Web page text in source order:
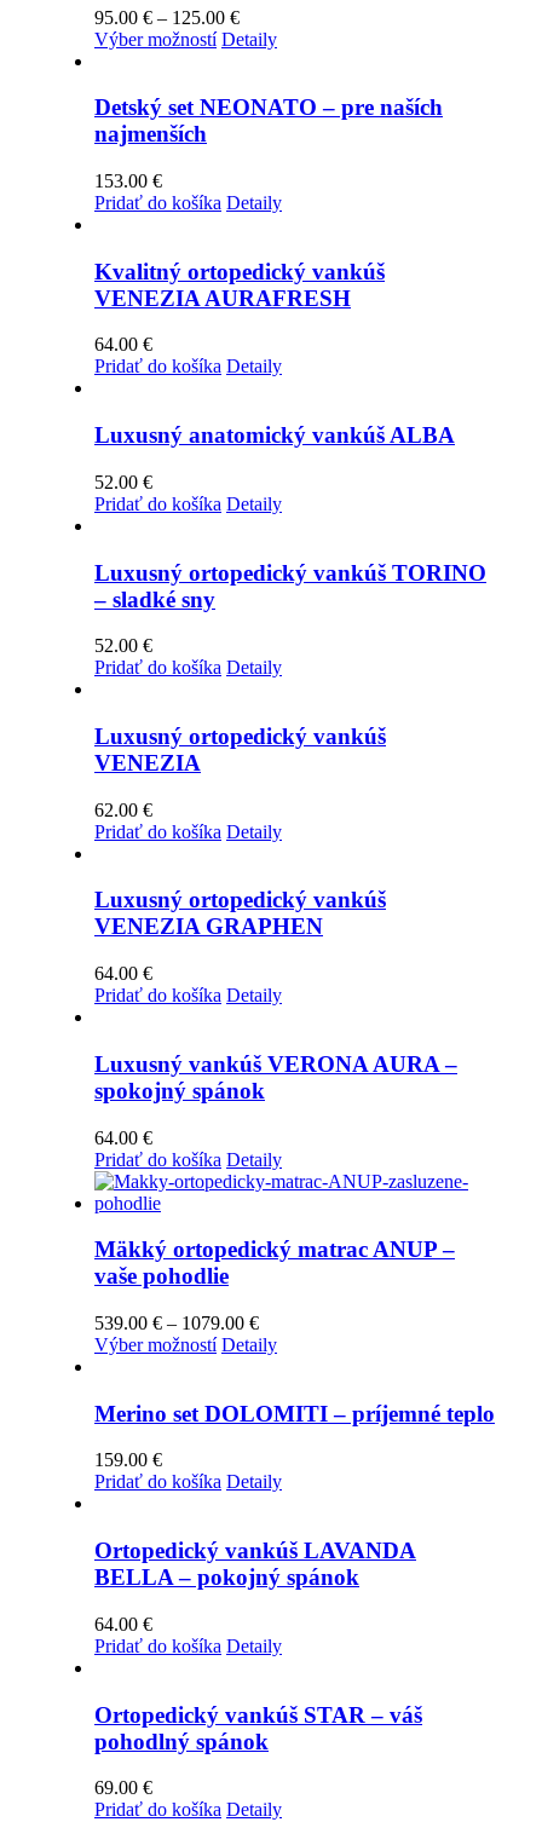
95.00 € – 125.00 €Price
range:
125.00 €
Výber možností Tento
viacero
vybrať
produktu.
Detaily
Detský set NEONATO – pre naších
najmenších
153.00 €
Pridať do košíka Detaily
Kvalitný ortopedický vankúš
VENEZIA AURAFRESH
64.00 €
Pridať do košíka Detaily
Luxusný anatomický vankúš ALBA
52.00 €
Pridať do košíka Detaily
Luxusný ortopedický vankúš TORINO
– sladké sny
52.00 €
Pridať do košíka Detaily
Luxusný ortopedický vankúš
VENEZIA
62.00 €
Pridať do košíka Detaily
Luxusný ortopedický vankúš
VENEZIA GRAPHEN
64.00 €
Pridať do košíka Detaily
Luxusný vankúš VERONA AURA –
spokojný spánok
64.00 €
Pridať do košíka Detaily
Mäkký ortopedický matrac ANUP –
vaše pohodlie
539.00 € – 1079.00 €Price
range:
1079.00 €
Výber možností Tento
viacero
variantov.
si
môžete
stránke
produktu.
Detaily
Merino set DOLOMITI – príjemné teplo
159.00 €
Pridať do košíka Detaily
Ortopedický vankúš LAVANDA
BELLA – pokojný spánok
64.00 €
Pridať do košíka Detaily
Ortopedický vankúš STAR – váš
pohodlný spánok
69.00 €
Pridať do košíka Detaily